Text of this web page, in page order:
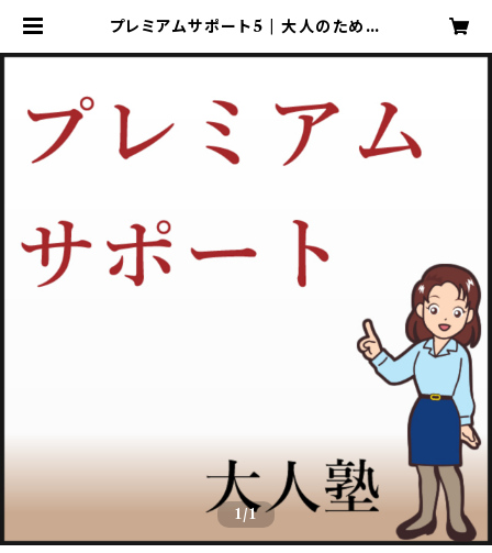
プレミアムサポート5 | 大人のための
1/1